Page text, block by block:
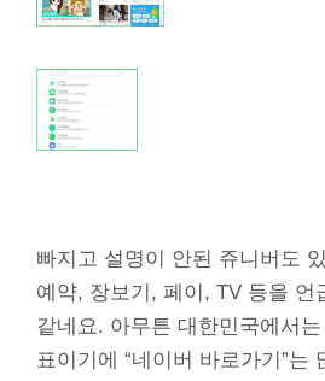
빠지고 설명이 안된 쥬니버도
예약, 장보기, 페이, TV 등을 언
같네요. 아무튼 대한민국에서
표이기에 “네이버 바로가기”는